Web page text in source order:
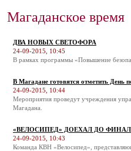
Магаданское время
ДВА НОВЫХ СВЕТОФОРА
24-09-2015, 10:45
В рамках программы «Повышение
В Магадане готовятся отметить День
24-09-2015, 10:44
Мероприятия проведут учреждения
Магадана.
«ВЕЛОСИПЕД» ДОЕХАЛ ДО
24-09-2015, 10:43
Команда КВН «Велосипед»,